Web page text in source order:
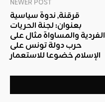
NEWER POST
قرقنة, ندوة سياسية
بعنوان: لجنة الحريات
الفردية والمساواة مثال على
حرب دولة تونس على
الإسلام خضوعا للاستعمار